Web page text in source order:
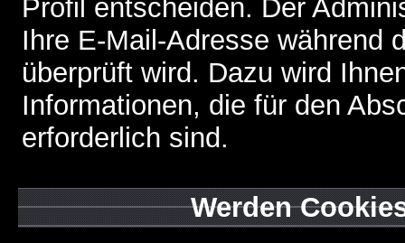
Profil entscheiden. Der
Ihre E-Mail-Adresse während
überprüft wird. Dazu wird
Informationen, die für den
erforderlich sind.
Werden